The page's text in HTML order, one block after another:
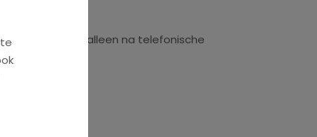
zijn steeds en alleen na telefonische